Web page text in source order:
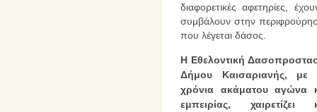
διαφορετικές αφετηρίες,
συμβάλουν στην
που λέγεται δάσος.
Η Εθελοντική
Δήμου Καισαριανής, με
χρόνια ακάματου αγώνα
εμπειρίας, χαιρετίζει